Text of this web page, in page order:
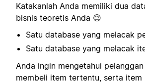
Katakanlah Anda memiliki dua
bisnis teoretis Anda 😉
Satu database yang melacak
Satu database yang melacak
Anda ingin mengetahui
membeli item tertentu, serta item